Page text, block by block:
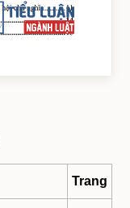
Trang